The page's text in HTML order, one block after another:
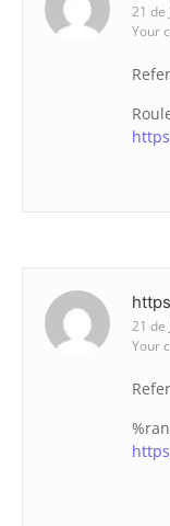
21 de
Your
21 de
Your